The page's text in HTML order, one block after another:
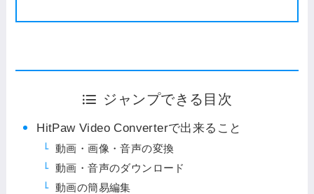
ジャンプできる目次
HitPaw Video Converterで出来ること
動画・画像・音声の変換
動画・音声のダウンロード
動画の簡易編集